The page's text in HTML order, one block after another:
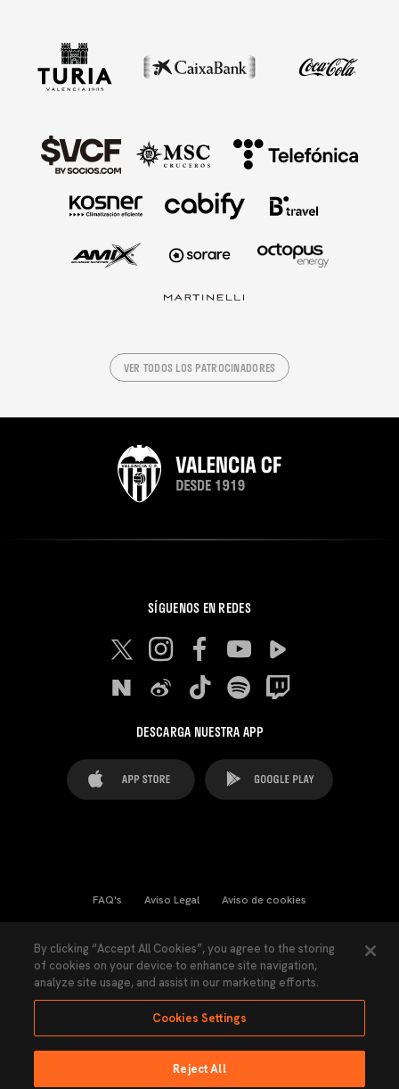
VER TODOS LOS PATROCINADORES
SÍGUENOS EN REDES
DESCARGA NUESTRA APP
FAQ's Aviso Legal Aviso de cookies
Ley Transparencia Política de Privacidad
Accesibilidad
By clicking “Accept All Cookies”, you agree to the storing
of cookies on your device to enhance site navigation,
analyze site usage, and assist in our marketing efforts.
Cookies Settings
Reject All